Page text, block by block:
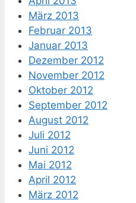
März 2013
Februar 2013
Januar 2013
Dezember 2012
November 2012
Oktober 2012
September 2012
August 2012
Juli 2012
Juni 2012
Mai 2012
April 2012
März 2012